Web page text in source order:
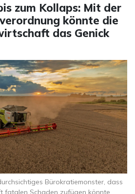
zum Kollaps: Mit der
könnte die
das Genick
Bürokratiemonster, dass
fatalen Schaden zufügen könnte